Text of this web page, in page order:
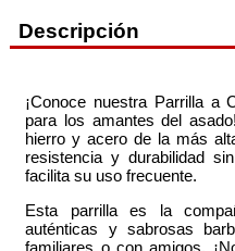
Descripción
¡Conoce nuestra Parrilla a
para los amantes del
hierro y acero de la más
resistencia y durabilidad
facilita su uso frecuente.
Esta parrilla es la
auténticas y sabrosas
familiares o con amigos.